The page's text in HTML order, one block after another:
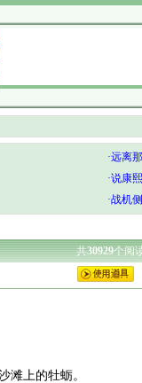
·远离
·说康
·战机
共30929个阅
上的牡蛎。